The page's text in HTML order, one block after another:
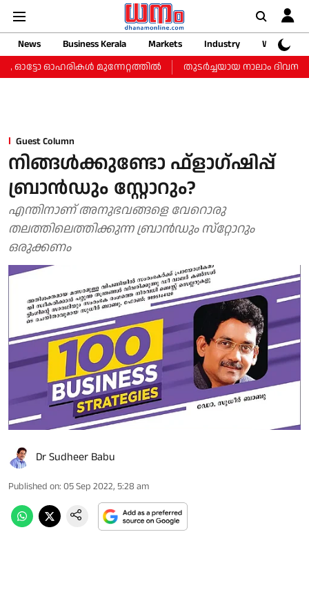
News Business Kerala Markets Industry
Web
ഓഹരികള്‍ മുന്നേറ്റത്തില്‍
തുടർച്ചയായ നാലാം ദിവസവും
Guest Column
നിങ്ങള്‍ക്കുണ്ടോ ഫ്‌ളാഗ്ഷിപ്പ്
ബ്രാന്‍ഡും സ്റ്റോറും?
എന്തിനാണ് അനുഭവങ്ങളെ വേറൊരു
തലത്തിലെത്തിക്കുന്ന ബ്രാന്‍ഡും സ്‌റ്റോറും
ഒരുക്കണം
Dr Sudheer Babu
Published on: 05 Sep 2022, 5:28 am